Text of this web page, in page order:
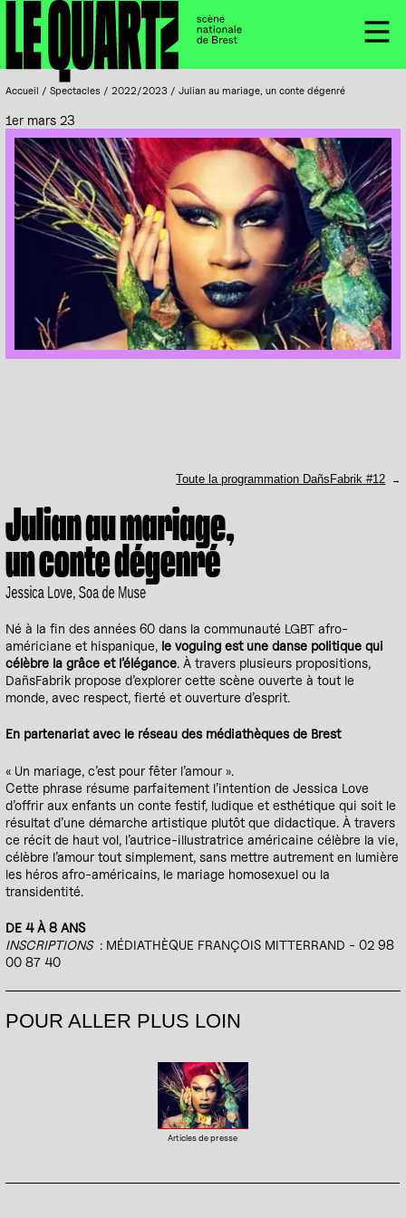
Panneau de gestion des cookies
Accueil
Menu
Accueil / Spectacles / 2022/2023 / Julian au mariage, un conte dégenré
1er mars 23
Toute la programmation DañsFabrik #12
Julian au mariage,
un conte dégenré
Jessica Love, Soa de Muse
Né à la fin des années 60 dans la communauté LGBT afro-
américiane et hispanique, le voguing est une danse politique qui
célèbre la grâce et l’élégance. À travers plusieurs propositions,
DañsFabrik propose d’explorer cette scène ouverte à tout le
monde, avec respect, fierté et ouverture d’esprit.
En partenariat avec le réseau des médiathèques de Brest
« Un mariage, c’est pour fêter l’amour ».
Cette phrase résume parfaitement l’intention de Jessica Love
d’offrir aux enfants un conte festif, ludique et esthétique qui soit le
résultat d’une démarche artistique plutôt que didactique. À travers
ce récit de haut vol, l’autrice-illustratrice américaine célèbre la vie,
célèbre l’amour tout simplement, sans mettre autrement en lumière
les héros afro-américains, le mariage homosexuel ou la
transidentité.
DE 4 À 8 ANS
INSCRIPTIONS : MÉDIATHÈQUE FRANÇOIS MITTERRAND - 02 98
00 87 40
POUR ALLER PLUS LOIN
Articles de presse